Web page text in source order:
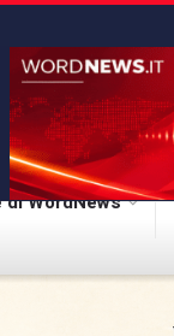
WordNews